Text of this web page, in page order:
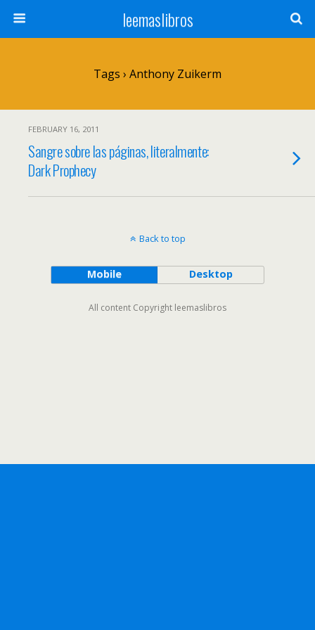
leemaslibros
Tags › Anthony Zuikerm
FEBRUARY 16, 2011
Sangre sobre las páginas, literalmente:
Dark Prophecy
Back to top
Mobile Desktop
All content Copyright leemaslibros